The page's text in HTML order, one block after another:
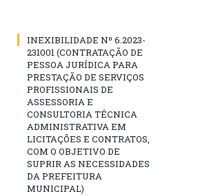
INEXIBILIDADE Nº 6.2023-
231001 (CONTRATAÇÃO DE
PESSOA JURÍDICA PARA
PRESTAÇÃO DE SERVIÇOS
PROFISSIONAIS DE
ASSESSORIA E
CONSULTORIA TÉCNICA
ADMINISTRATIVA EM
LICITAÇÕES E CONTRATOS,
COM O OBJETIVO DE
SUPRIR AS NECESSIDADES
DA PREFEITURA
MUNICIPAL)